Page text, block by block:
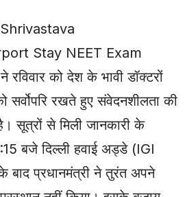
Stay NEET Exam
रविवार को देश के भावी डॉक्टरों
सर्वोपरि रखते हुए संवेदनशीलता की
सूत्रों से मिली जानकारी के
बजे दिल्ली हवाई अड्डे (IGI
प्रधानमंत्री ने तुरंत अपने